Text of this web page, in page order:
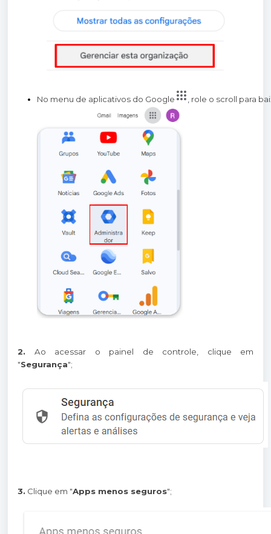
No menu de aplicativos do Google , role o scroll para
2. Ao acessar o painel de controle, clique em
"Segurança";
3. Clique em "Apps menos seguros";